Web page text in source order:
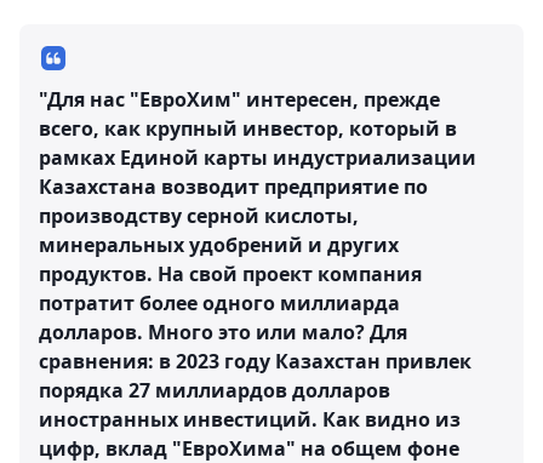
"Для нас "ЕвроХим" интересен, прежде
всего, как крупный инвестор, который в
рамках Единой карты индустриализации
Казахстана возводит предприятие по
производству серной кислоты,
минеральных удобрений и других
продуктов. На свой проект компания
потратит более одного миллиарда
долларов. Много это или мало? Для
сравнения: в 2023 году Казахстан привлек
порядка 27 миллиардов долларов
иностранных инвестиций. Как видно из
цифр, вклад "ЕвроХима" на общем фоне